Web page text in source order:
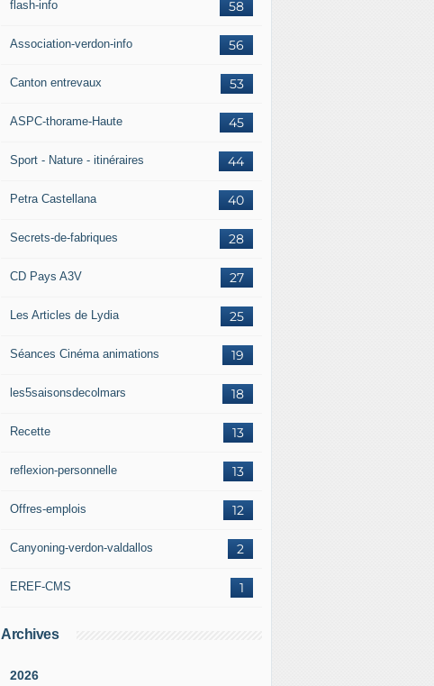
58
flash-info
56
Association-verdon-info
53
Canton entrevaux
45
ASPC-thorame-Haute
44
Sport - Nature - itinéraires
40
Petra Castellana
28
Secrets-de-fabriques
27
CD Pays A3V
25
Les Articles de Lydia
19
Séances Cinéma animations
18
les5saisonsdecolmars
13
Recette
13
reflexion-personnelle
12
Offres-emplois
2
Canyoning-verdon-valdallos
1
EREF-CMS
Archives
2026